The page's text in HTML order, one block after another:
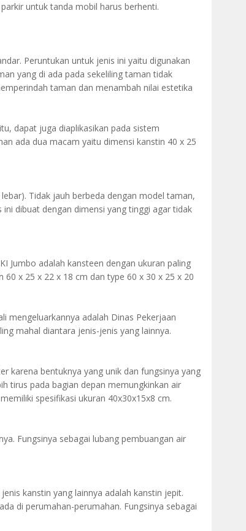
untuk tanda mobil harus berhenti.
Peruntukan untuk jenis ini yaitu digunakan
yang di ada pada sekeliling taman tidak
taman dan menambah nilai estetika
dapat juga diaplikasikan pada sistem
ada dua macam yaitu dimensi kanstin 40 x 25
Tidak jauh berbeda dengan model taman,
dibuat dengan dimensi yang tinggi agar tidak
Jumbo adalah kansteen dengan ukuran paling
x 25 x 22 x 18 cm dan type 60 x 30 x 25 x 20
mengeluarkannya adalah Dinas Pekerjaan
mahal diantara jenis-jenis yang lainnya.
karena bentuknya yang unik dan fungsinya yang
tirus pada bagian depan memungkinkan air
spesifikasi ukuran 40x30x15x8 cm.
Fungsinya sebagai lubang pembuangan air
kanstin yang lainnya adalah kanstin jepit.
di perumahan-perumahan. Fungsinya sebagai